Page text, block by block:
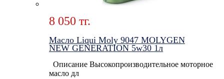
8 050 тг.
Масло Liqui Moly 9047 MOLYGEN
NEW GENERATION 5w30 1л
Описание Высокопроизводительное моторное
масло дл